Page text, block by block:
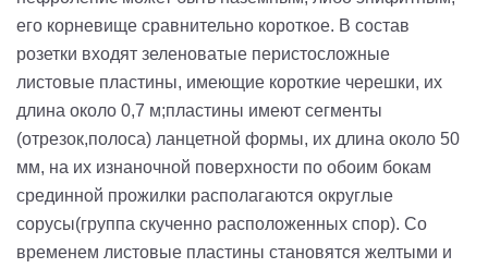
его корневище сравнительно короткое. В состав
розетки входят зеленоватые перистосложные
листовые пластины, имеющие короткие черешки, их
длина около 0,7 м;пластины имеют сегменты
(отрезок,полоса) ланцетной формы, их длина около 50
мм, на их изнаночной поверхности по обоим бокам
срединной прожилки располагаются округлые
сорусы(группа скученно расположенных спор). Со
временем листовые пластины становятся желтыми и